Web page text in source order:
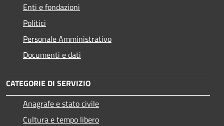
Enti e fondazioni
Politici
Personale Amministrativo
Documenti e dati
CATEGORIE DI SERVIZIO
Anagrafe e stato civile
Cultura e tempo libero